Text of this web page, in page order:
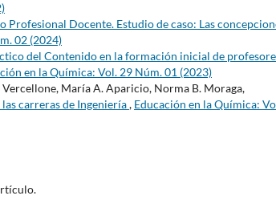
Docente. Estudio de caso: Las
02 (2024)
del Contenido en la formación inicial de
en la Química: Vol. 29 Núm. 01 (2023)
María A. Aparicio, Norma B. Moraga,
carreras de Ingeniería, Educación en la Química: